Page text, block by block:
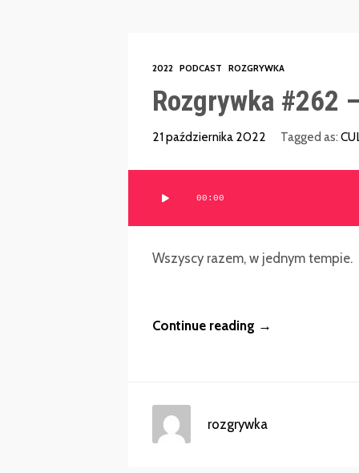
2022 PODCAST ROZGRYWKA
Rozgrywka #262
21 października 2022 Tagged as:
plików
dźwiękowych
00:00
Wszyscy razem, w jednym tempie.
Continue reading →
rozgrywka